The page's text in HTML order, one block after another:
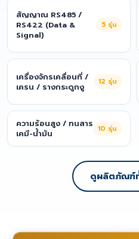
สัญญาณ RS485 /
RS422 (Data &
Signal)
5 รุ่น
เครื่องจักรเคลื่อนที่ /
เครน / รางกระดูกงู
12 รุ่น
ความร้อนสูง / ทนสาร
เคมี-น้ำมัน
10 รุ่น
ดูผลิตภัณฑ์